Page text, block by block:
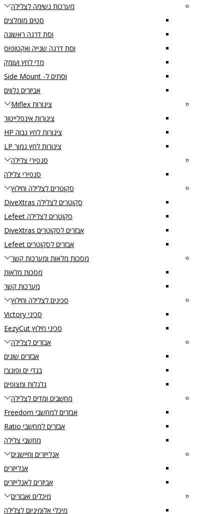
מערכות נשימה לצלילה
סטים מומלצים
וסת דרגה ראשונה
וסת דרגה שנייה ואקטופוס
מדי לחץ ועומק
וסתים ל- Side Mount
אביזרים נלווים
צינורות Miflex
צינורות אינפלייטור
צינורות לחץ גבוה HP
צינורות לחץ נמוך LP
סנפירי צלילה
סנפירי צלילה
סקוטרים לצלילה וחילוץ
סקוטרים לצלילה DiveXtras
סקוטרים לצלילה Lefeet
אבזרים לסקוטרים DiveXtras
אבזרים לסקוטרים Lefeet
מסכות מלאות ומערכות קשר
מסכות מלאות
מערכות קשר
סכינים לצלילה וחילוץ
סכיני Victory
סכיני חילוץ EezyCut
אבזרים לצלילה
אבזרים שונים
בגדי ים ופונצ’ו
גלגלות ומצופים
מחשבים ומדים לצלילה
אבזרים למחשבי Freedom
אבזרים למחשבי Ratio
מחשבי צלילה
אנלייזרים וחיישנים
אנלייזרים
אביזרים לאנלייזרים
מיכלים ואבזרים
מיכלי אלומיניום לצלילה